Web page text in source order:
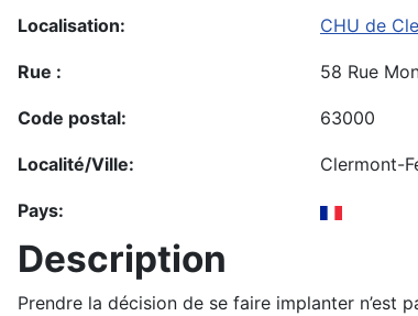
Localisation: CHU de
Rue : 58 Rue
Code postal: 63000
Localité/Ville: Clermont-
Pays:
Description
Prendre la décision de se faire implanter n’est